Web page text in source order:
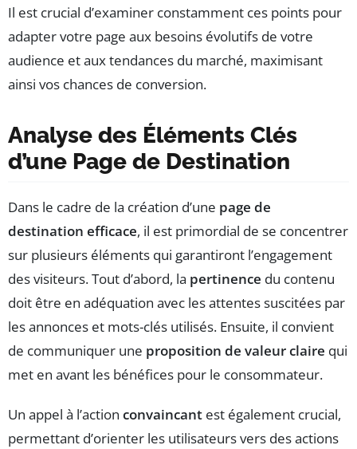
Il est crucial d’examiner constamment ces points pour
adapter votre page aux besoins évolutifs de votre
audience et aux tendances du marché, maximisant
ainsi vos chances de conversion.
Analyse des Éléments Clés
d’une Page de Destination
Dans le cadre de la création d’une page de
destination efficace, il est primordial de se concentrer
sur plusieurs éléments qui garantiront l’engagement
des visiteurs. Tout d’abord, la pertinence du contenu
doit être en adéquation avec les attentes suscitées par
les annonces et mots-clés utilisés. Ensuite, il convient
de communiquer une proposition de valeur claire qui
met en avant les bénéfices pour le consommateur.
Un appel à l’action convaincant est également crucial,
permettant d’orienter les utilisateurs vers des actions